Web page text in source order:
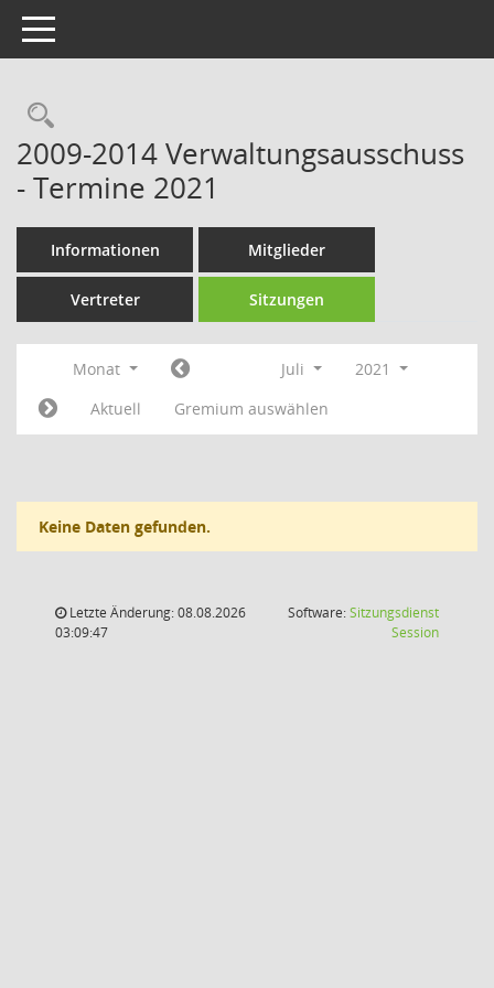
Toggle navigation
Rechercheauswahl
2009-2014 Verwaltungsausschuss
- Termine 2021
Informationen Mitglieder
Vertreter Sitzungen
Monat Juli
2021
Aktuell
Gremium auswählen
Keine Daten gefunden.
Letzte Änderung: 08.08.2026
03:09:47
Software:Sitzungsdienst
Session(Wird in